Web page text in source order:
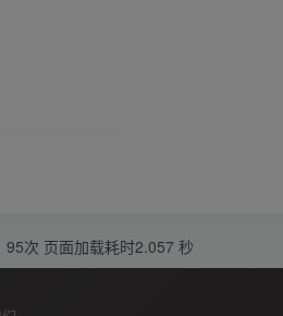
95次 页面加载耗时2.057 秒